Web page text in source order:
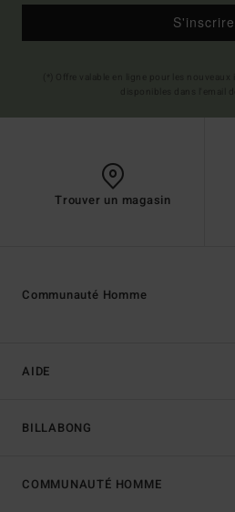
S'inscrire
Trouver un magasin
AIDE
BILLABONG
Communauté Homme
COMMUNAUTÉ HOMME